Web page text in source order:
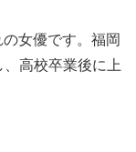
女優です。福岡
高校卒業後に上